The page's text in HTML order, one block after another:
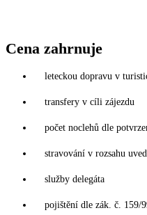
Cena zahrnuje
leteckou dopravu v
transfery v cíli zájezdu
počet noclehů dle
stravování v rozsahu
služby delegáta
pojištění dle zák. č. 159/